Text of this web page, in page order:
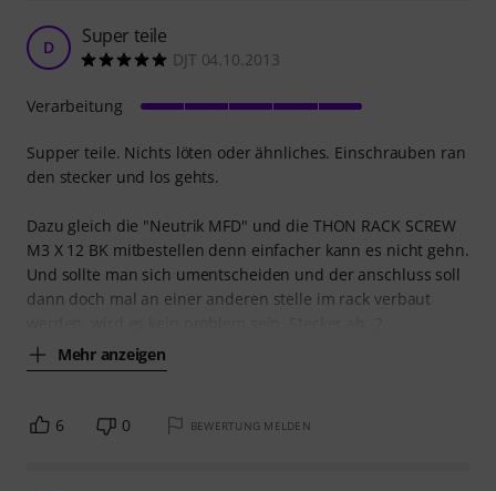
D Super teile
DJT 04.10.2013
Supper teile. Nichts löten oder ähnliches. Einschrauben ran
den stecker und los gehts.
Dazu gleich die "Neutrik MFD" und die THON RACK SCREW
M3 X 12 BK mitbestellen denn einfacher kann es nicht gehn.
Und sollte man sich umentscheiden und der anschluss soll
dann doch mal an einer anderen stelle im rack verbaut
Mehr anzeigen
Verarbeitung
6 0 BEWERTUNG MELDEN